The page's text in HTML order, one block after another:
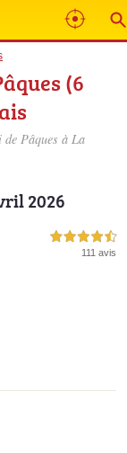
(6
Pâques à La
2026
4,5 étoiles sur 5
111 avis